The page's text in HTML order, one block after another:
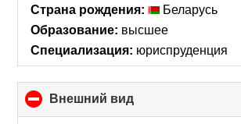
Страна рождения:
Беларусь
Образование: высшее
Специализация: юриспруденция
Внешний вид
to